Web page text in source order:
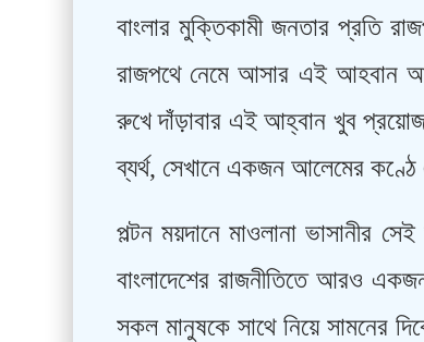
বাংলার মুক্তিকামী জনতার প্রতি
রাজপথে নেমে আসার এই আহবান আশা
রুখে দাঁড়াবার এই আহ্বান খুব
ব্যর্থ, সেখানে একজন আলেমের
পল্টন ময়দানে মাওলানা ভাসানীর
বাংলাদেশের রাজনীতিতে আরও
সকল মানুষকে সাথে নিয়ে সামনের